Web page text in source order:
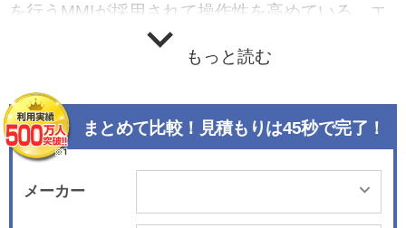
を行うMMIが採用されて操作性を高めている。エ
ンジンは2.4リッターと3.2リッターのV6、4.2リッ
ターV8の3種類。2005年6月に追加されたA6アバ
継ぐとともに、先代に比べて110リッターも拡大
した大きなラゲッジスペースを持つ。しかも考え
抜かれたコンセプトによるレールシステムをフロ
アに一体化することで、アレンジが容易で使い勝
手が向上した。2005年8月にはセダンが改良を受
もっと読む
まとめて比較！見積もりは45秒で完了！
メーカー